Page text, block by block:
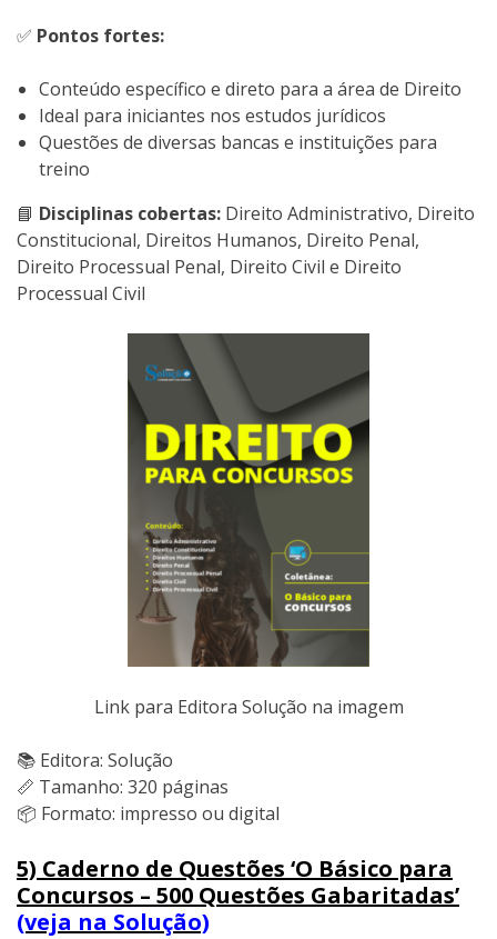
✅ Pontos fortes:
Conteúdo específico e direto para a área de Direito
Ideal para iniciantes nos estudos jurídicos
Questões de diversas bancas e instituições para
treino
📘 Disciplinas cobertas: Direito Administrativo, Direito
Constitucional, Direitos Humanos, Direito Penal,
Direito Processual Penal, Direito Civil e Direito
Processual Civil
Link para Editora Solução na imagem
📚 Editora: Solução
📏 Tamanho: 320 páginas
📦 Formato: impresso ou digital
5) Caderno de Questões ‘O Básico para
Concursos – 500 Questões Gabaritadas’
(veja na Solução)